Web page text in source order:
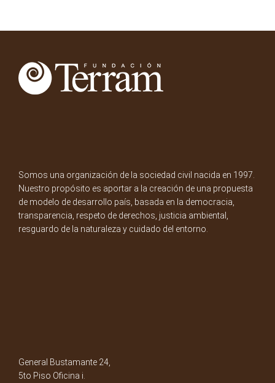
Somos una organización de la sociedad civil nacida en 1997.
Nuestro propósito es aportar a la creación de una propuesta
de modelo de desarrollo país, basada en la democracia,
transparencia, respeto de derechos, justicia ambiental,
resguardo de la naturaleza y cuidado del entorno.
General Bustamante 24,
5to Piso Oficina i.